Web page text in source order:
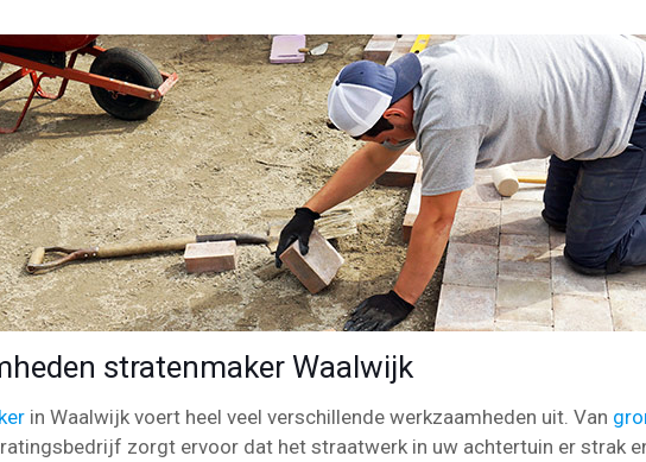
stratenmaker Waalwijk
in Waalwijk voert heel veel verschillende werkzaamheden uit. Van
zorgt ervoor dat het straatwerk in uw achtertuin er strak